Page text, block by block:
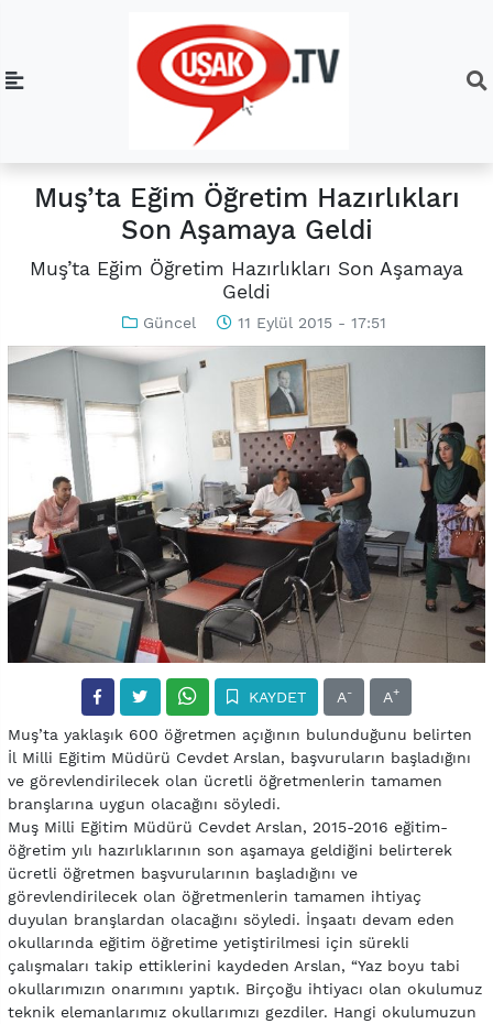
Muş’ta Eğim Öğretim Hazırlıkları
Son Aşamaya Geldi
Muş’ta Eğim Öğretim Hazırlıkları Son Aşamaya
Geldi
Güncel 11 Eylül 2015 - 17:51
KAYDET A- A+
Muş’ta yaklaşık 600 öğretmen açığının bulunduğunu belirten
İl Milli Eğitim Müdürü Cevdet Arslan, başvuruların başladığını
ve görevlendirilecek olan ücretli öğretmenlerin tamamen
branşlarına uygun olacağını söyledi.
Muş Milli Eğitim Müdürü Cevdet Arslan, 2015-2016 eğitim-
öğretim yılı hazırlıklarının son aşamaya geldiğini belirterek
ücretli öğretmen başvurularının başladığını ve
görevlendirilecek olan öğretmenlerin tamamen ihtiyaç
duyulan branşlardan olacağını söyledi. İnşaatı devam eden
okullarında eğitim öğretime yetiştirilmesi için sürekli
çalışmaları takip ettiklerini kaydeden Arslan, “Yaz boyu tabi
okullarımızın onarımını yaptık. Birçoğu ihtiyacı olan okulumuz
teknik elemanlarımız okullarımızı gezdiler. Hangi okulumuzun